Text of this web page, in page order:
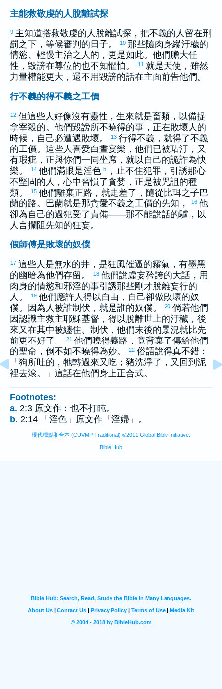
主能救敬虔的人脫離試探
9 主知道搭救敬虔的人脫離試探，把不義的人留在刑
罰之下，等候審判的日子。
10 那些隨肉身縱汙穢的
情慾、輕慢主治之人的，更是如此。他們膽大任
性，毀謗在尊位的也不知懼怕。
11 就是天使，雖然
力量權能更大，還不用毀謗的話在主面前告他們。
行不義的得不義之工價
12 但這些人好像沒有靈性，生來就是畜類，以備捉
拿宰殺的。他們毀謗所不曉得的事，正在敗壞人的
時候，自己必遭遇敗壞。
13 行得不義，就得了不義
的工價。這些人喜愛白晝宴樂，他們已被玷汙，又
有瑕疵，正與你們一同坐席，就以自己的詭詐為快
樂。
14 他們滿眼是淫色 b
，止不住犯罪，引誘那心
不堅固的人，心中習慣了貪婪，正是被咒詛的種
類。
15 他們離棄正路，就走差了，隨從 比珥之子巴
蘭的路。 巴蘭就是那貪愛不義之工價的先知， 16 他
卻為自己的過犯受了責備——那不能說話的驢，以
人言攔阻先知的狂妄。
假師傅是敗壞的奴僕
17 這些人是無水的井，是狂風催逼的霧氣，有墨黑
的幽暗為他們存留。
18 他們說虛妄矜誇的大話，用
肉身的情慾和邪淫的事引誘那些剛才脫離妄行的
人。
19 他們應許人得以自由，自己卻做敗壞的奴
僕。因為人被誰制伏，就是誰的奴僕。
20 倘若他們
因認識主救主耶穌基督，得以脫離世上的汙穢，後
來又在其中被纏住、制伏，他們末後的景況就比先
前更不好了。
21 他們曉得義路，竟背棄了傳給他們
的聖命，倒不如不曉得為妙。
22 俗語說得真不錯：
「狗所吐的，牠轉過來又吃；豬洗淨了，又回到泥
裡去滾。」這話在他們身上正合式。
Footnotes:
a. 2:3 原文作：也不打盹。
b. 2:14 「淫色」原文作「淫婦」。
現代標點和合本 (CUVMP Traditional) ©2011 Global Bible Initiative.
Bible Hub